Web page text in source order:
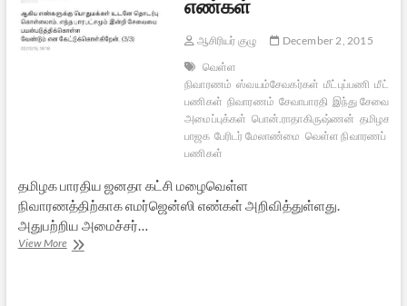
ஆசிரியர் குழு
December 2, 2015
வெள்ள
நிவாரணம் ஸ்வயம்சேவகர்கள் மீட்புப்பணி மீட்புப்
பணிகள் நிவாரணம் சேவாபாரதி இந்து சேவை
அமைப்புக்கள் பொன்.ராதாகிருஷ்ணன் தமிழக
பாஜக பேரிடர் மேலாண்மை வெள்ள நிவாரணப்
பணிகள்
தமிழக பாரதிய ஜனதா கட்சி மழைவெள்ள
நிவாரணத்திற்காக எமர்ஜென்ஸி எண்கள் அறிவித்துள்ளது.
அதுபற்றிய அமைச்சர்…
View Moreசென்னை